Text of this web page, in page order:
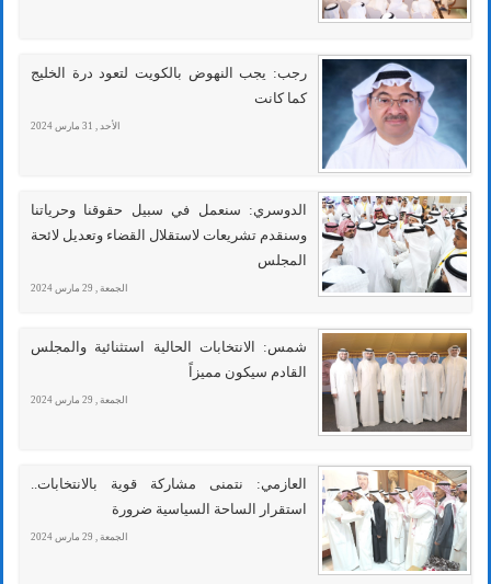
رجب: يجب النهوض بالكويت لتعود درة الخليج
كما كانت
الأحد , 31 مارس 2024
الدوسري: سنعمل في سبيل حقوقنا وحرياتنا
وسنقدم تشريعات لاستقلال القضاء وتعديل لائحة
المجلس
الجمعة , 29 مارس 2024
شمس: الانتخابات الحالية استثنائية والمجلس
القادم سيكون مميزاً
الجمعة , 29 مارس 2024
العازمي: نتمنى مشاركة قوية بالانتخابات..
استقرار الساحة السياسية ضرورة
الجمعة , 29 مارس 2024